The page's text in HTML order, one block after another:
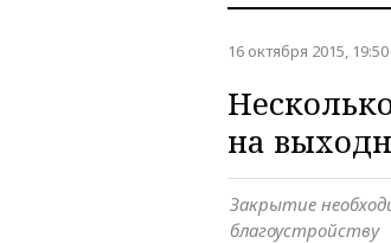
16 октября 2015, 19:50
на
Закрытие
благоустройству